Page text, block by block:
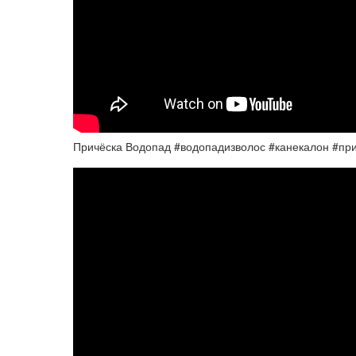
Причёска Водопад #водопадизволос #канекалон